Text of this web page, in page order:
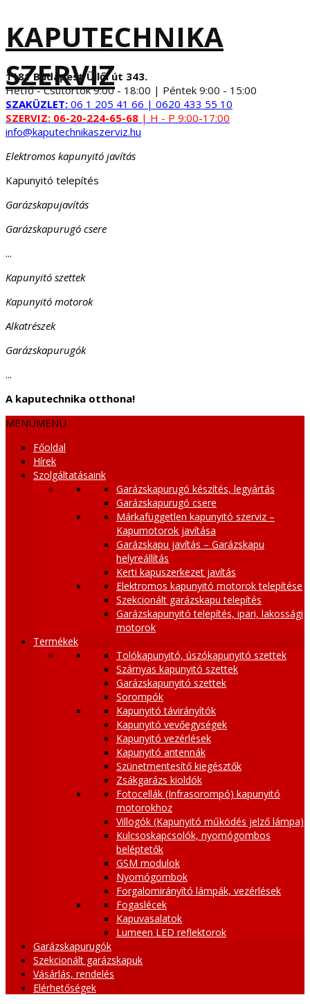
KAPUTECHNIKA
SZERVIZ
1181 Budapest Üllői út 343.
Hétfő - Csütörtök 9:00 - 18:00 | Péntek 9:00 - 15:00
SZAKÜZLET: 06 1 205 41 66 | 0620 433 55 10
SZERVIZ: 06-20-224-65-68 | H - P 9:00-17:00
info@kaputechnikaszerviz.hu
Elektromos kapunyitó javítás
Kapunyitó telepítés
Garázskapujavítás
Garázskapurugó csere
...
Kapunyitó szettek
Kapunyitó motorok
Alkatrészek
Garázskapurugók
...
A kaputechnika otthona!
MENÜMENÜ
Főoldal
Hírek
Szolgáltatásaink
Garázskapurugó készítés, legyártás
Garázskapurugó csere
Márkafüggetlen kapunyitó szerviz –
Kapumotorok javítása
Garázskapu javítás – Garázskapu
helyreállítás
Kerti kapuszerkezet javítás
Elektromos kapunyitó motorok telepítése
Szekcionált garázskapu telepítés
Garázskapunyitó telepítés, ipari, lakossági
motorok
Termékek
Tolókapunyitó, úszókapunyitó szettek
Szárnyas kapunyitó szettek
Garázskapunyitó szettek
Sorompók
Kapunyitó távirányítók
Kapunyitó vevőegységek
Kapunyitó vezérlések
Kapunyitó antennák
Szünetmentesítő kiegésztők
Zsákgarázs kioldók
Fotocellák (Infrasorompó) kapunyitó
motorokhoz
Villogók (Kapunyitó működés jelző lámpa)
Kulcsoskapcsolók, nyomógombos
beléptetők
GSM modulok
Nyomógombok
Forgalomirányító lámpák, vezérlések
Fogaslécek
Kapuvasalatok
Lumeen LED reflektorok
Garázskapurugók
Szekcionált garázskapuk
Vásárlás, rendelés
Elérhetőségek